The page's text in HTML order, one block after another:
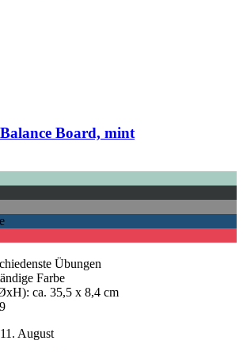
Balance Board, mint
Übungen
Farbe
ca. 35,5 x 8,4 cm
August